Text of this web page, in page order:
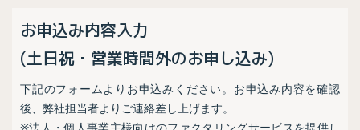
お申込み内容入力
(土日祝・営業時間外のお申し込み)
下記のフォームよりお申込みください。お申込み内容を確認
後、弊社担当者よりご連絡差し上げます。